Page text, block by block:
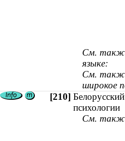
См.
языке:
См.
широкое
[210]
психологии
См.